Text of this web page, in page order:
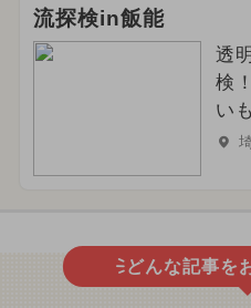
流探検in飯能
透
検
い
どんな記事を